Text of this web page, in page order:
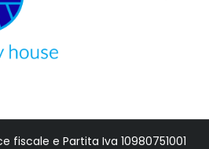
fiscale e Partita Iva 10980751001